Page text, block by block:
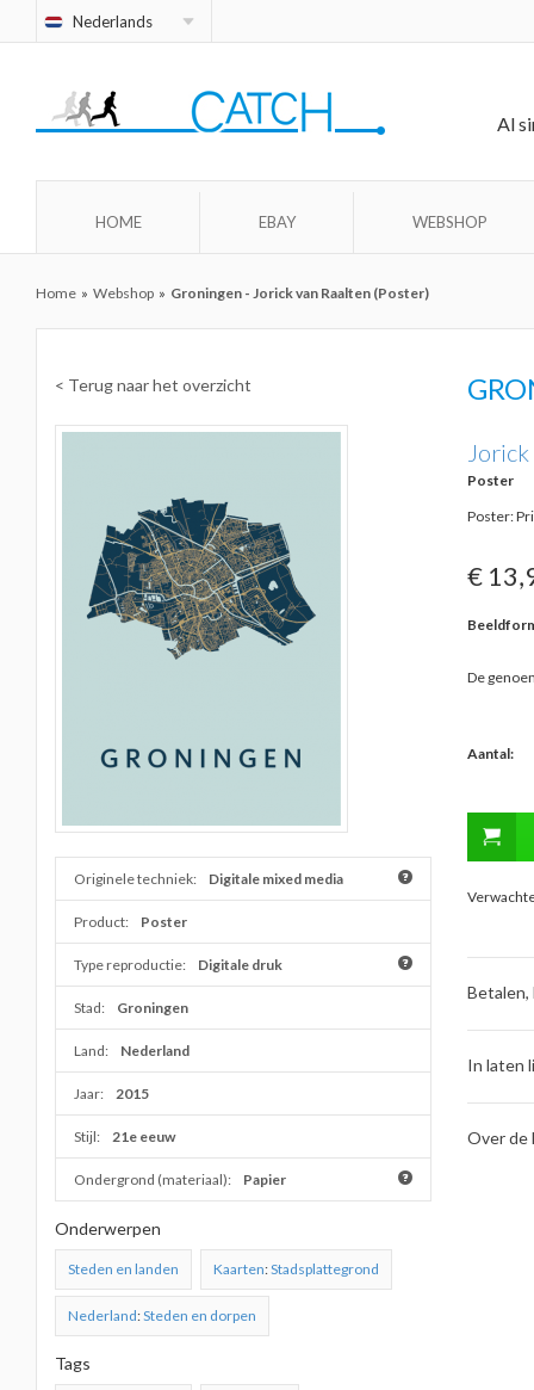
Nederlands
Al
HOME EBAY WEBSHOP
Home » Webshop » Groningen - Jorick van Raalten (Poster)
< Terug naar het overzicht
Originele techniek: Digitale mixed media
Product: Poster
Type reproductie: Digitale druk
Stad: Groningen
Land: Nederland
Jaar: 2015
Stijl: 21e eeuw
Ondergrond (materiaal): Papier
Onderwerpen
Steden en landen Kaarten:Stadsplattegrond
Nederland:Steden en dorpen
Tags
Poster
Poster:
€
De
Aantal:
In laten
Over de